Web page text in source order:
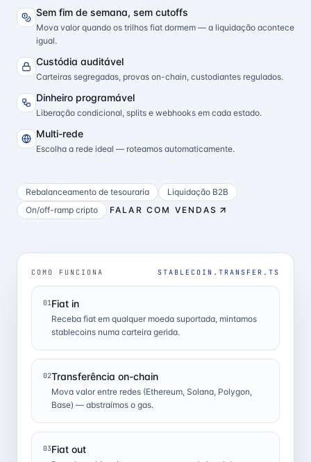
Sem fim de semana, sem cutoffs
Mova valor quando os trilhos fiat dormem — a liquidação acontece
igual.
Custódia auditável
Carteiras segregadas, provas on-chain, custodiantes regulados.
Dinheiro programável
Liberação condicional, splits e webhooks em cada estado.
Multi-rede
Escolha a rede ideal — roteamos automaticamente.
Rebalanceamento de tesouraria
Liquidação B2B
On/off-ramp cripto
FALAR COM VENDAS
COMO FUNCIONA STABLECOIN.TRANSFER.TS
01Fiat in
Receba fiat em qualquer moeda suportada, mintamos
stablecoins numa carteira gerida.
02Transferência on-chain
Mova valor entre redes (Ethereum, Solana, Polygon,
Base) — abstraímos o gas.
03Fiat out